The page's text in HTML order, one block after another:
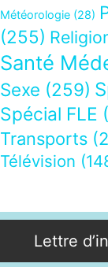
Météorologie (28)
(255)
Santé
Sexe (259)
Spécial FLE
Transports
Télévision
Lettre